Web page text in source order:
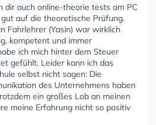
dir auch online-theorie tests am PC
auf die theoretische Prüfung.
Fahrlehrer (Yasin) war wirklich
kompetent und immer
ich mich hinter dem Steuer
gefühlt. Leider kann ich das
selbst nicht sagen: Die
des Unternehmens haben
ein großes Lob an meinen
meine Erfahrung nicht so positiv